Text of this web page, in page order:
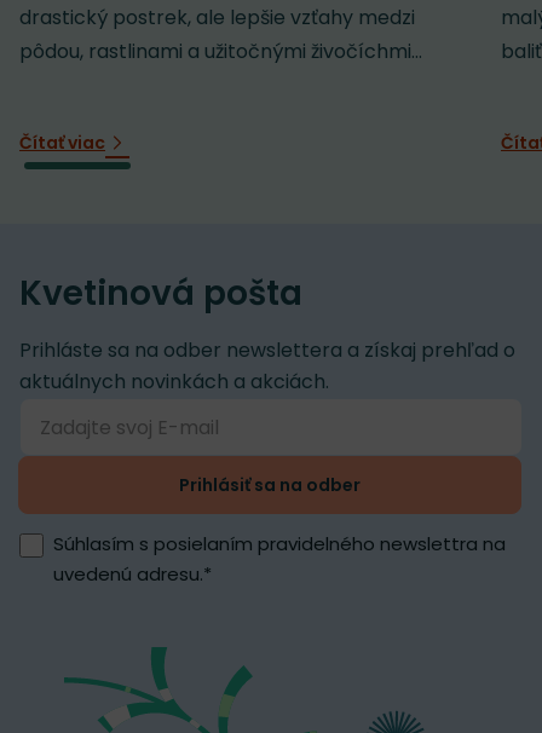
drastický postrek, ale lepšie vzťahy medzi
pôdou, rastlinami a užitočnými živočíchmi...
Čítať viac
Kvetinová pošta
Prihláste sa na odber newslettera a získaj prehľad o
aktuálnych novinkách a akciách.
Prihlásiť sa na odber
Súhlasím s posielaním pravidelného newslettra na
uvedenú adresu.*